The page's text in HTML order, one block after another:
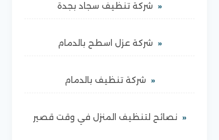
شركة تنظيف سجاد بجدة
شركة عزل اسطح بالدمام
شركة تنظيف بالدمام
نصائح لتنظيف المنزل في وقت قصير